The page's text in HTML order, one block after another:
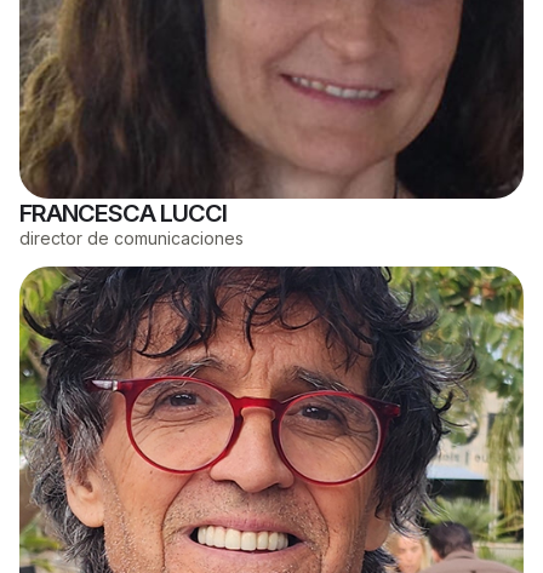
FRANCESCA LUCCI
director de comunicaciones